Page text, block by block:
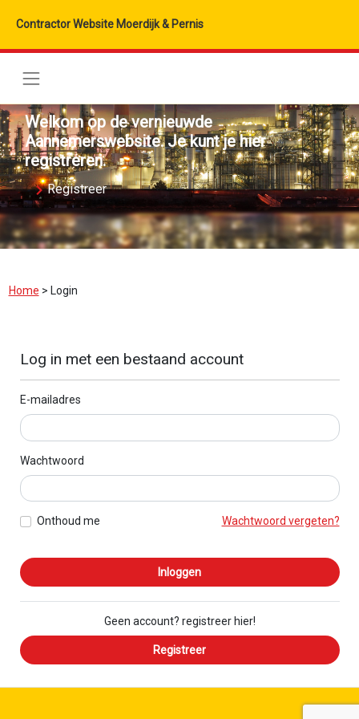
Contractor Website Moerdijk & Pernis
Welkom op de vernieuwde
Aannemerswebsite. Je kunt je hier
registreren.
Registreer
Home > Login
Log in met een bestaand account
E-mailadres
Wachtwoord
Onthoud me Wachtwoord vergeten?
Inloggen
Geen account? registreer hier!
Registreer